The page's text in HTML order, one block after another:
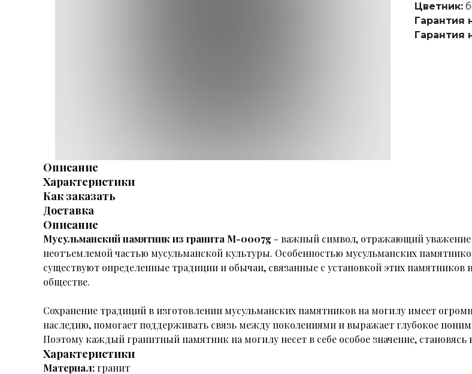
Цветник:
Гарантия
Гарантия
Описание
Характеристики
Как заказать
Доставка
Описание
Мусульманский памятник из гранита M-0007g - важный символ, отражающий
неотъемлемой частью мусульманской культуры. Особенностью мусульманских
существуют определенные традиции и обычаи, связанные с установкой этих
обществе.
Сохранение традиций в изготовлении мусульманских памятников на могилу имеет
наследию, помогает поддерживать связь между поколениями и выражает глубокое
Поэтому каждый гранитный памятник на могилу несет в себе особое значение,
Характеристики
Материал: гранит